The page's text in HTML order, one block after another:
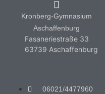
Kronberg-Gymnasium
Aschaffenburg
Fasaneriestraße 33
63739 Aschaffenburg
06021/4477960